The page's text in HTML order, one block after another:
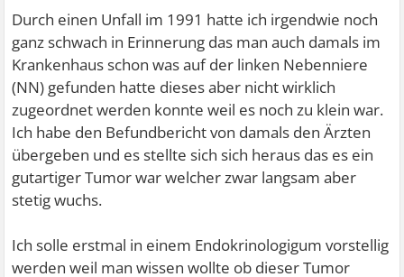
Durch einen Unfall im 1991 hatte ich irgendwie noch
ganz schwach in Erinnerung das man auch damals im
Krankenhaus schon was auf der linken Nebenniere
(NN) gefunden hatte dieses aber nicht wirklich
zugeordnet werden konnte weil es noch zu klein war.
Ich habe den Befundbericht von damals den Ärzten
übergeben und es stellte sich sich heraus das es ein
gutartiger Tumor war welcher zwar langsam aber
stetig wuchs.
Ich solle erstmal in einem Endokrinologigum vorstellig
werden weil man wissen wollte ob dieser Tumor